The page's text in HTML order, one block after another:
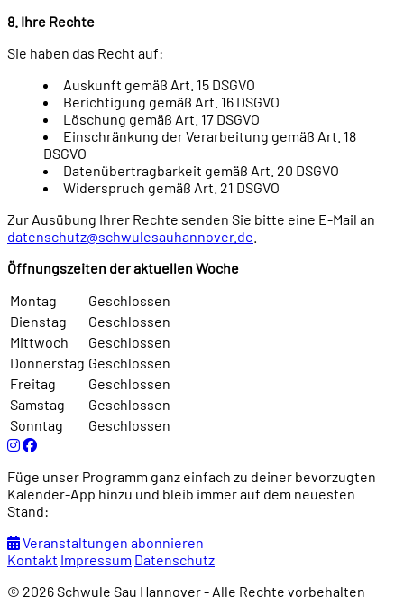
8. Ihre Rechte
Sie haben das Recht auf:
Auskunft gemäß Art. 15 DSGVO
Berichtigung gemäß Art. 16 DSGVO
Löschung gemäß Art. 17 DSGVO
Einschränkung der Verarbeitung gemäß Art. 18
DSGVO
Datenübertragbarkeit gemäß Art. 20 DSGVO
Widerspruch gemäß Art. 21 DSGVO
Zur Ausübung Ihrer Rechte senden Sie bitte eine E-Mail an
datenschutz@schwulesauhannover.de
Öffnungszeiten der aktuellen Woche
Montag
Geschlossen
Dienstag
Geschlossen
Mittwoch
Geschlossen
Donnerstag Geschlossen
Freitag
Geschlossen
Samstag
Geschlossen
Sonntag
Geschlossen
Füge unser Programm ganz einfach zu deiner bevorzugten
Kalender-App hinzu und bleib immer auf dem neuesten
Stand:
Veranstaltungen abonnieren
Kontakt Impressum Datenschutz
© 2026 Schwule Sau Hannover - Alle Rechte vorbehalten